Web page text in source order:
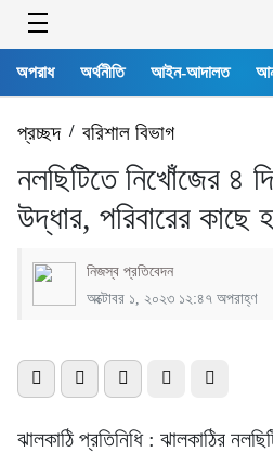
অপরাধ অর্থনীতি আইন-আদালত
প্রচ্ছদ/ বরিশাল বিভাগ
নলছিটিতে নিখোঁজের ৪
উদ্ধার, পরিবারের কাছে
নিজস্ব প্রতিবেদন
অক্টোবর ১, ২০২৩ ১২:৪৭ অপরাহ্ণ
ঝালকাঠি প্রতিনিধি : ঝালকাঠির